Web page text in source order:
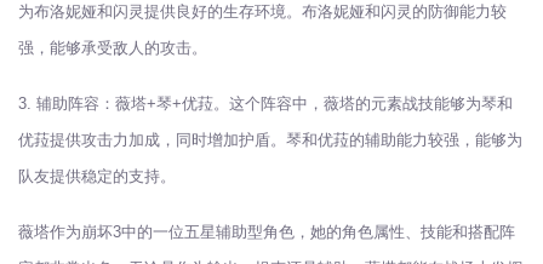
为布洛妮娅和闪灵提供良好的生存环境。布洛妮娅和闪灵的防御能力较
强，能够承受敌人的攻击。
3. 辅助阵容：薇塔+琴+优菈。这个阵容中，薇塔的元素战技能够为琴和
优菈提供攻击力加成，同时增加护盾。琴和优菈的辅助能力较强，能够为
队友提供稳定的支持。
薇塔作为崩坏3中的一位五星辅助型角色，她的角色属性、技能和搭配阵